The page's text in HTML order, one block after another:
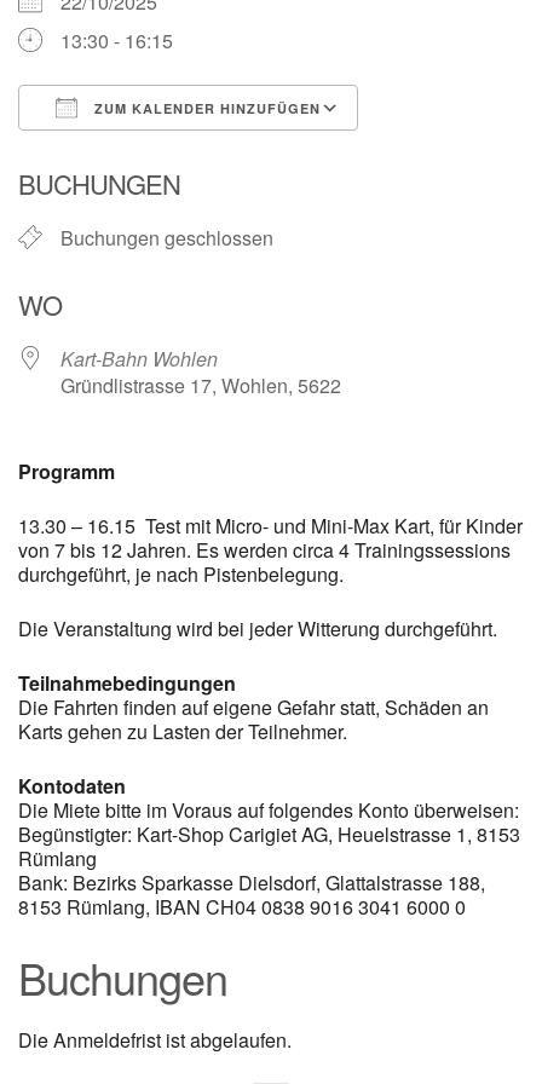
13:30 - 16:15
ZUM KALENDER HINZUFÜGEN
BUCHUNGEN
Buchungen geschlossen
WO
Kart-Bahn Wohlen
Gründlistrasse 17, Wohlen, 5622
Programm
13.30 – 16.15 Test mit Micro- und Mini-Max Kart, für Kinder
von 7 bis 12 Jahren. Es werden circa 4 Trainingssessions
durchgeführt, je nach Pistenbelegung.
Die Veranstaltung wird bei jeder Witterung durchgeführt.
Teilnahmebedingungen
Die Fahrten finden auf eigene Gefahr statt, Schäden an
Karts gehen zu Lasten der Teilnehmer.
Kontodaten
Die Miete bitte im Voraus auf folgendes Konto überweisen:
Begünstigter: Kart-Shop Carigiet AG, Heuelstrasse 1, 8153
Rümlang
Bank: Bezirks Sparkasse Dielsdorf, Glattalstrasse 188,
8153 Rümlang, IBAN CH04 0838 9016 3041 6000 0
Buchungen
Die Anmeldefrist ist abgelaufen.